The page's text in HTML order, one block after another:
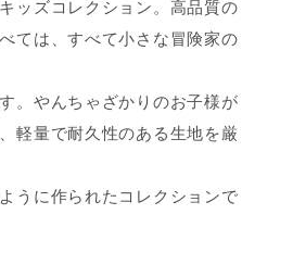
ッズコレクション。高品質の
ては、すべて小さな冒険家の
。やんちゃざかりのお子様が
軽量で耐久性のある生地を厳
うに作られたコレクションで